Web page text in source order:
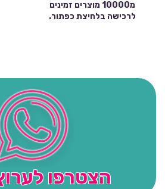
מ10000 מוצרים זמינים
לרכישה בלחיצת כפתור.
הצטרפו